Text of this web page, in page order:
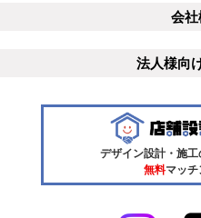
会社
法人様向
デザイン設計・施
無料マッチ